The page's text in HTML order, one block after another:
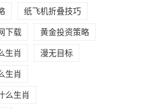
纸飞机折叠技巧
下载 黄金投资策略
生肖 漫无目标
生肖
么生肖